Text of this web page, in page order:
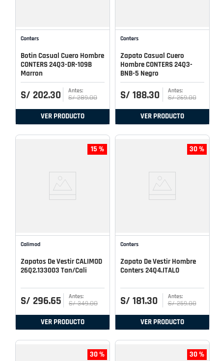
Conters
Botin Casual Cuero Hombre
CONTERS 24Q3-DR-109B
Marron
S/ 202.30 S/ 289.00
VER PRODUCTO
Conters
Zapato Casual Cuero
Hombre CONTERS 24Q3-
BNB-5 Negro
S/ 188.30 S/ 269.00
VER PRODUCTO
15 %
Calimod
Zapatos De Vestir CALIMOD
26Q2.133003 Tan/Cali
S/ 296.65 S/ 349.00
VER PRODUCTO
30 %
Conters
Zapato De Vestir Hombre
Conters 24Q4.ITALO
S/ 181.30 S/ 259.00
VER PRODUCTO
30 % 30 %